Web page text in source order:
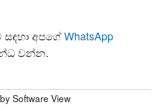
සඳහා අපගේWhatsApp
වන්න.
Software View